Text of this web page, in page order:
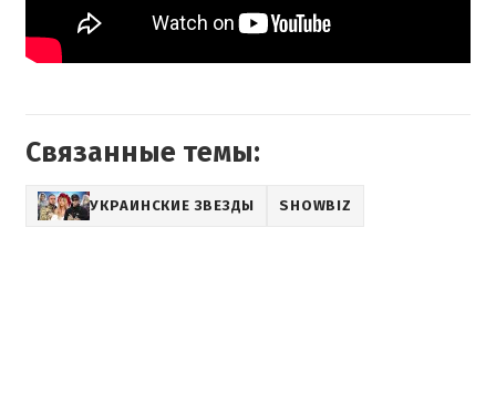
Связанные темы:
УКРАИНСКИЕ ЗВЕЗДЫ SHOWBIZ